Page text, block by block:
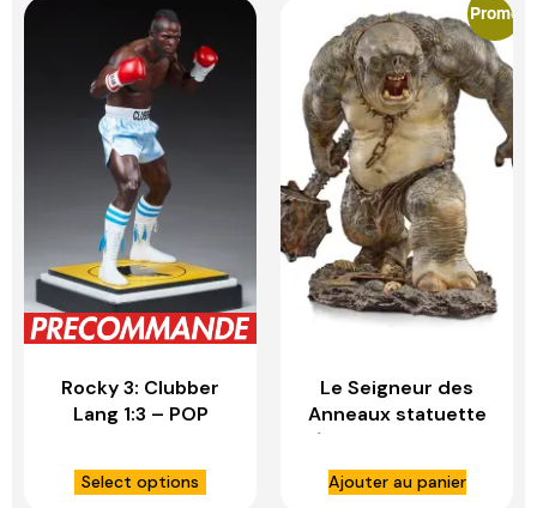
Rocky 3: Clubber
Lang 1:3 – POP
COLLECTIBLES
Select options
Promo
Le Seigneur des
Anneaux statuette
1/10 Deluxe BDS Art
Scale Cave Troll –
IRON STUDIOS
Ajouter au panier